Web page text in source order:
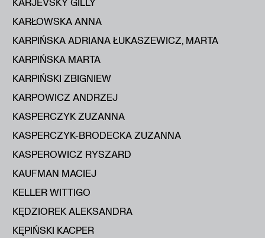
KARŁOWSKA ANNA
KARPIŃSKA ADRIANA ŁUKASZEWICZ, MARTA
KARPIŃSKA MARTA
KARPIŃSKI ZBIGNIEW
KARPOWICZ ANDRZEJ
KASPERCZYK ZUZANNA
KASPERCZYK-BRODECKA ZUZANNA
KASPEROWICZ RYSZARD
KAUFMAN MACIEJ
KELLER WITTIGO
KĘDZIOREK ALEKSANDRA
KĘPIŃSKI KACPER